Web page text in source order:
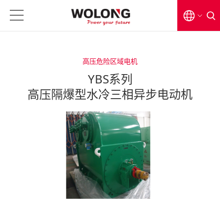
高压危险区域电机
YBS系列
高压隔爆型水冷三相异步电动机